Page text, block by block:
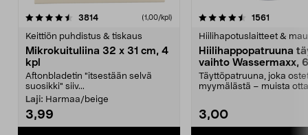
3814arvostelut (1,00/kpl)
Keittiön puhdistus & tiskaus
Mikrokuituliina 32 x 31 cm, 4
kpl
Aftonbladetin "itsestään selvä
suosikki" siiv...
Laji: Harmaa/beige
3,99
4.5viidestä
1561
Hiilihapotuslaitteet &
Hiilihappopatruuna
vaihto Wassermaxx,
Täyttöpatruuna, joka
myymälästä – muista
3,00
4.5viidestä